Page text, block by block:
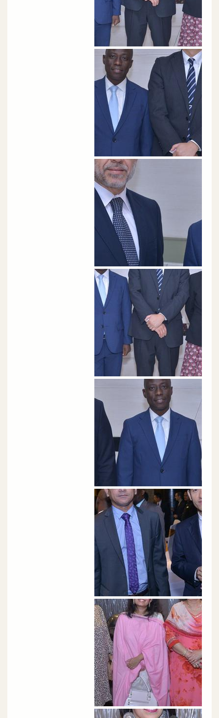
الصورة
الصورة
الصورة
الصورة
الصورة